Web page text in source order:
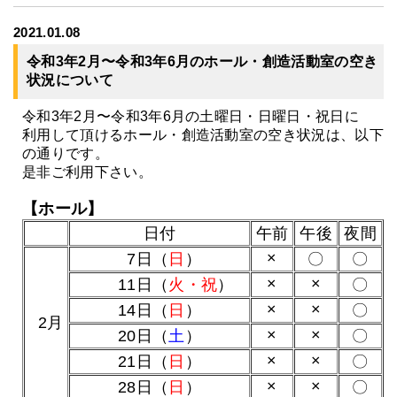
2021.01.08
令和3年2月〜令和3年6月のホール・創造活動室の空き
状況について
令和3年2月〜令和3年6月の土曜日・日曜日・祝日に
利用して頂けるホール・創造活動室の空き状況は、以下
の通りです。
是非ご利用下さい。
【ホール】
日付
午前 午後 夜間
2月
7日（ 日 ） × 〇
〇
11日（ 火・祝） × ×
〇
14日（ 日 ） × ×
〇
20日（土 ） × ×
〇
21日（ 日 ） × ×
〇
28日（ 日 ） × × 〇